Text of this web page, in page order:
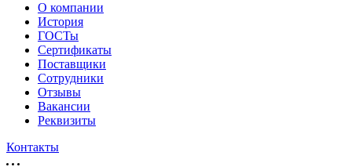
О компании
История
ГОСТы
Сертификаты
Поставщики
Сотрудники
Отзывы
Вакансии
Реквизиты
Контакты